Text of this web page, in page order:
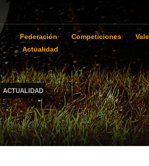
Federación Competiciones
Actualidad
ACTUALIDAD